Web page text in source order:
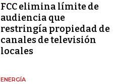
FCC elimina límite de
audiencia que
restringía propiedad de
canales de televisión
locales
ENERGÍA